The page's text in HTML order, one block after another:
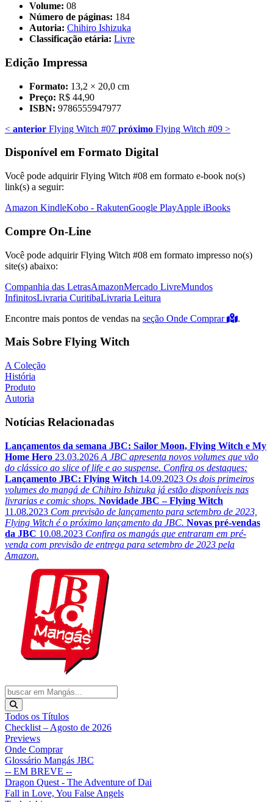
Volume: 08
Número de páginas: 184
Autoria: Chihiro Ishizuka
Classificação etária: Livre
Edição Impressa
Formato: 13,2 × 20,0 cm
Preço: R$ 44,90
ISBN: 9786555947977
< anterior Flying Witch #07 próximo Flying Witch #09 >
Disponível em Formato Digital
Você pode adquirir Flying Witch #08 em formato e-book no(s)
link(s) a seguir:
Amazon KindleKobo - RakutenGoogle PlayApple iBooks
Compre On-Line
Você pode adquirir Flying Witch #08 em formato impresso no(s)
site(s) abaixo:
Companhia das LetrasAmazonMercado LivreMundos
InfinitosLivraria CuritibaLivraria Leitura
Encontre mais pontos de vendas na seção Onde Comprar .
Mais Sobre Flying Witch
A Coleção
História
Produto
Autoria
Notícias Relacionadas
Lançamentos da semana JBC: Sailor Moon, Flying Witch e My
Home Hero 23.03.2026 A JBC apresenta novos volumes que vão
do clássico ao slice of life e ao suspense. Confira os destaques:
Lançamento JBC: Flying Witch 14.09.2023 Os dois primeiros
volumes do mangá de Chihiro Ishizuka já estão disponíveis nas
livrarias e comic shops. Novidade JBC – Flying Witch
11.08.2023 Com previsão de lançamento para setembro de 2023,
Flying Witch é o próximo lançamento da JBC. Novas pré-vendas
da JBC 10.08.2023 Confira os mangás que entraram em pré-
venda com previsão de entrega para setembro de 2023 pela
Amazon.
Todos os Títulos
Checklist – Agosto de 2026
Previews
Onde Comprar
Glossário Mangás JBC
-- EM BREVE --
Dragon Quest - The Adventure of Dai
Fall in Love, You False Angels